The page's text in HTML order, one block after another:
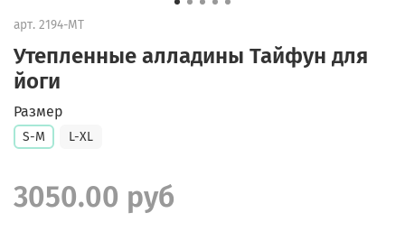
арт. 2194-MT
Утепленные алладины Тайфун для
йоги
Размер
S-M L-XL
3050.00 руб